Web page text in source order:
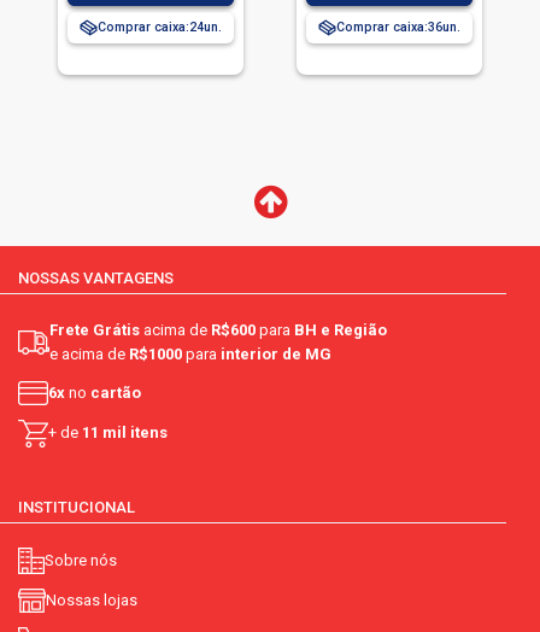
Comprar caixa:24 Comprar caixa:36
NOSSAS VANTAGENS
Frete Grátis acima de R$600 para BH e Região
e acima de R$1000 para interior de MG
6x no cartão
+ de 11 mil itens
INSTITUCIONAL
Sobre nós
Nossas lojas